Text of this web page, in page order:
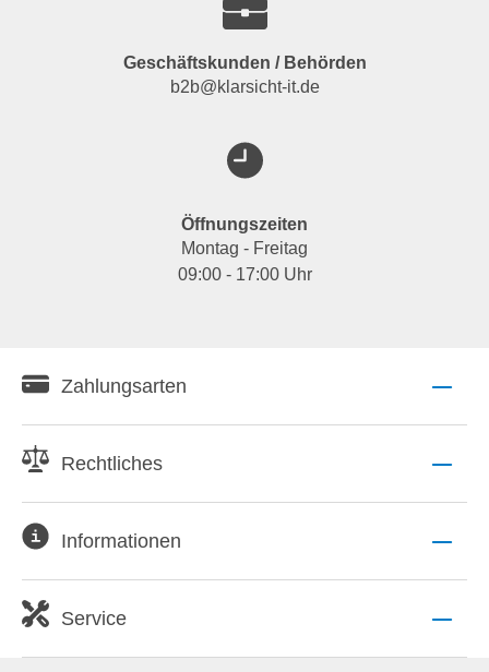
Geschäftskunden / Behörden
b2b@klarsicht-it.de
Öffnungszeiten
Montag - Freitag
09:00 - 17:00 Uhr
Zahlungsarten
Rechtliches
Informationen
Service